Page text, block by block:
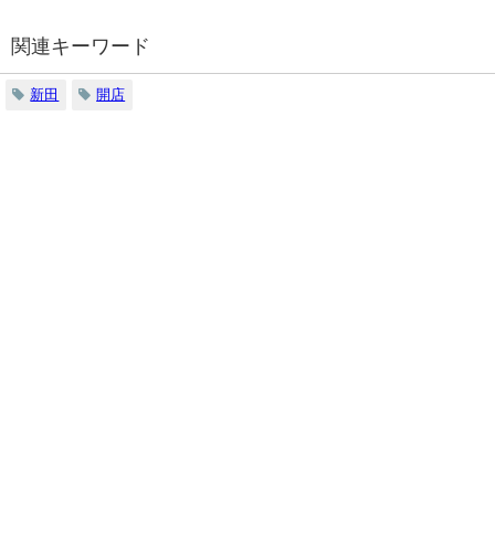
関連キーワード
新田 開店